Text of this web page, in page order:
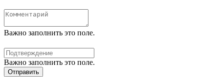
Важно заполнить это поле.
Важно заполнить это поле.
Отправить